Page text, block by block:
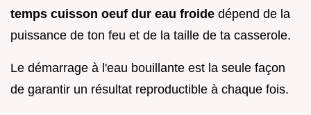
temps cuisson oeuf dur eau froide dépend de la
puissance de ton feu et de la taille de ta casserole.
Le démarrage à l'eau bouillante est la seule façon
de garantir un résultat reproductible à chaque fois.